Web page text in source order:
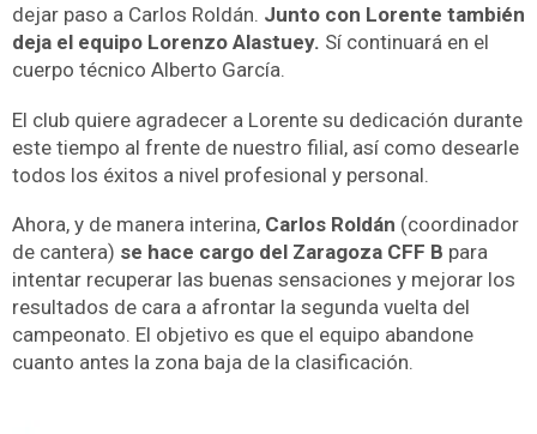
dejar paso a Carlos Roldán. Junto con Lorente también
deja el equipo Lorenzo Alastuey. Sí continuará en el
cuerpo técnico Alberto García.
El club quiere agradecer a Lorente su dedicación durante
este tiempo al frente de nuestro filial, así como desearle
todos los éxitos a nivel profesional y personal.
Ahora, y de manera interina, Carlos Roldán (coordinador
de cantera) se hace cargo del Zaragoza CFF B para
intentar recuperar las buenas sensaciones y mejorar los
resultados de cara a afrontar la segunda vuelta del
campeonato. El objetivo es que el equipo abandone
cuanto antes la zona baja de la clasificación.